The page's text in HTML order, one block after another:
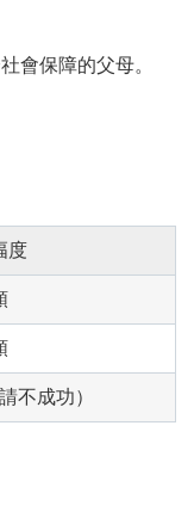
會保障的父母。
度
不成功）